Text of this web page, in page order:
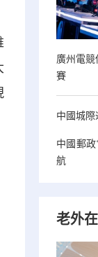
廣州電
賽
中國城
中國郵
航
老外